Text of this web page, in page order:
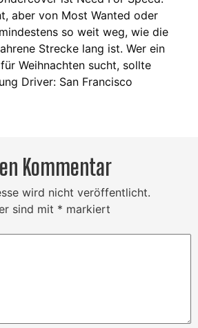
aber von Most Wanted oder
so weit weg, wie die
Strecke lang ist. Wer ein
Weihnachten sucht, sollte
Driver: San Francisco
Kommentar
wird nicht veröffentlicht.
sind mit * markiert